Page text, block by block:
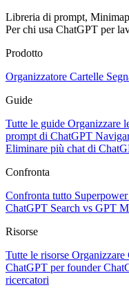
Libreria di prompt,
Per chi usa ChatGPT per
Prodotto
Organizzatore Cartelle
Guide
Tutte le guide Organizzare
prompt di ChatGPT
Eliminare più chat di
Confronta
Confronta tutto
ChatGPT Search vs GPT
Risorse
Tutte le risorse Organizzare
ChatGPT per founder
ricercatori